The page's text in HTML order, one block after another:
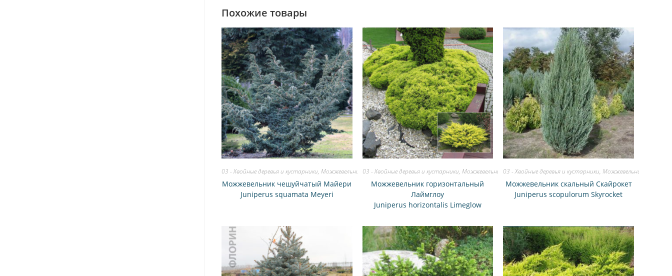
Похожие товары
03 - Хвойные деревья и кустарники, Можжевельник
Можжевельник чешуйчатый Майери
Juniperus squamata Meyeri
03 - Хвойные деревья и кустарники, Можжевельник
Можжевельник горизонтальный
Лаймглоу
Juniperus horizontalis Limeglow
03 - Хвойные деревья и кустарники,Можжевельник
Можжевельник скальный Скайрокет
Juniperus scopulorum Skyrocket